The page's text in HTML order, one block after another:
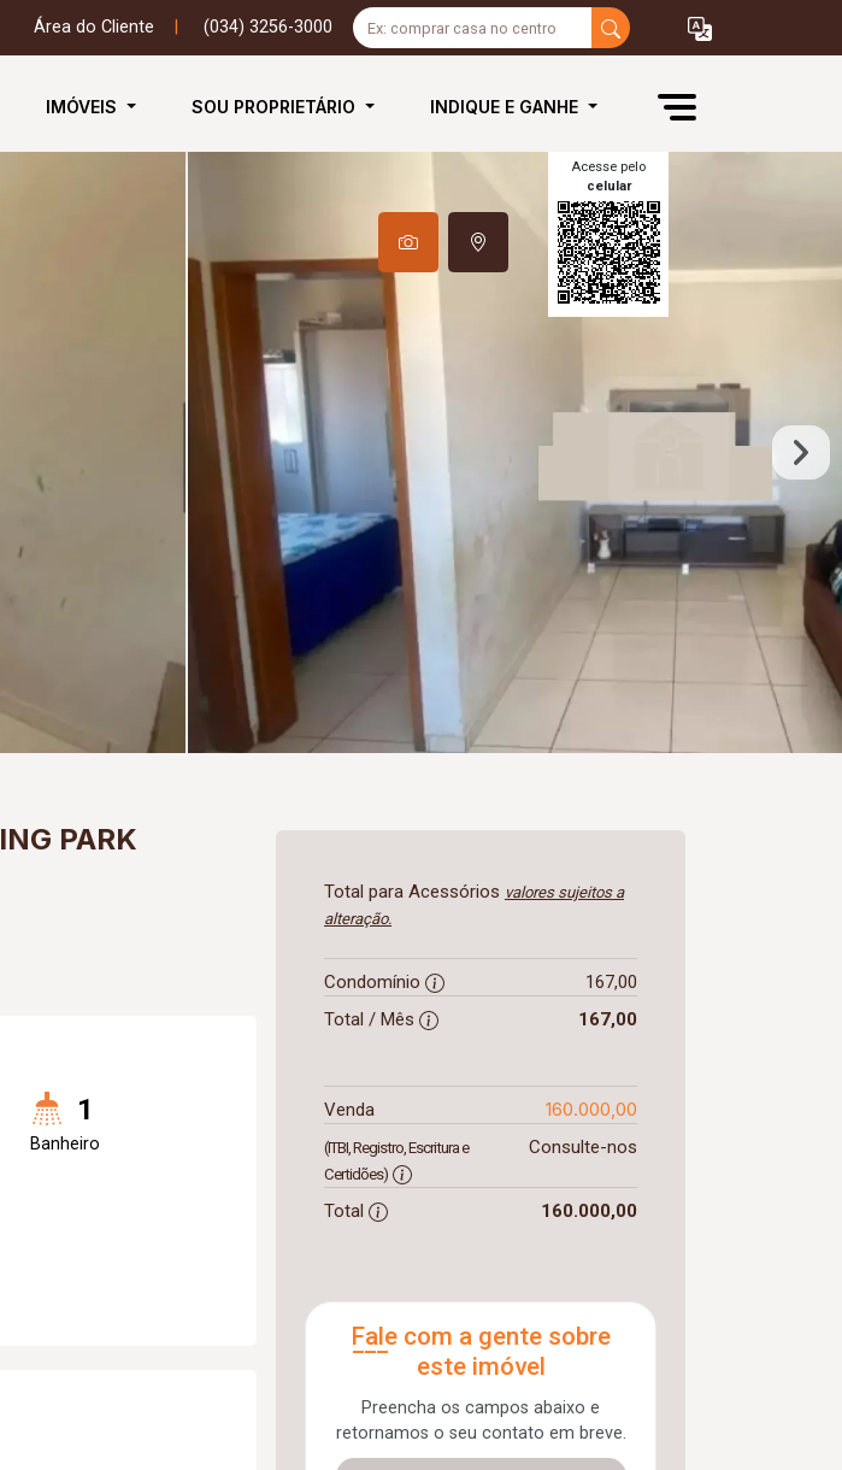
Área do Cliente (034) 3256-3000
IMÓVEIS SOU PROPRIETÁRIO INDIQUE E GANHE
Acesse pelo
celular
PARK
1
Banheiro
Total para Acessórios valores sujeitos a
alteração.
Condomínio
167,00
Total / Mês
167,00
Venda 160.000,00
(ITBI, Registro, Escritura e
Certidões)
Consulte-nos
Total 160.000,00
Fale com a gente sobre
este imóvel
Preencha os campos abaixo e
retornamos o seu contato em breve.